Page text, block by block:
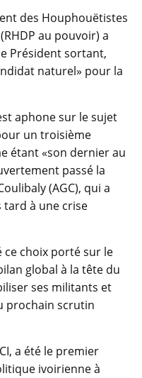
des Houphouëtistes
au pouvoir) a
Président sortant,
naturel» pour la
aphone sur le sujet
un troisième
étant «son dernier au
passé la
(AGC), qui a
tard à une crise
ce choix porté sur le
global à la tête du
ses militants et
prochain scrutin
a été le premier
ivoirienne à